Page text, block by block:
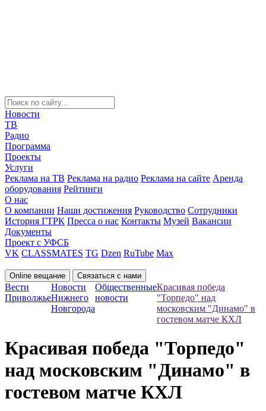
Новости
ТВ
Радио
Программа
Проекты
Услуги
Реклама на ТВ Реклама на радио Реклама на сайте Аренда
оборудования Рейтинги
О нас
О компании Наши достижения Руководство Сотрудники
История ГТРК Пресса о нас Контакты Музей Вакансии
Документы
Проект с УФСБ
VK CLASSMATES TG Dzen RuTube Max
Online вещание Связаться с нами
Вести
Приволжье
Новости
Нижнего
Новгорода
Общественные
новости
Красивая победа
"Торпедо" над
московским "Динамо" в
гостевом матче КХЛ
Красивая победа "Торпедо"
над московским "Динамо" в
гостевом матче КХЛ